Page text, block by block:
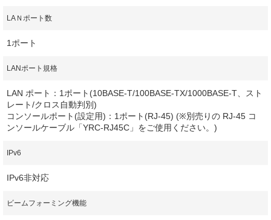
LAＮポート数
1ポート
LANポート規格
LAN ポート：1ポート(10BASE-T/100BASE-TX/1000BASE-T、スト
レート/クロス自動判別)
コンソールポート(設定用)：1ポート(RJ-45) (※別売りの RJ-45 コ
ンソールケーブル「YRC-RJ45C」をご使用ください。)
IPv6
IPv6非対応
ビームフォーミング機能